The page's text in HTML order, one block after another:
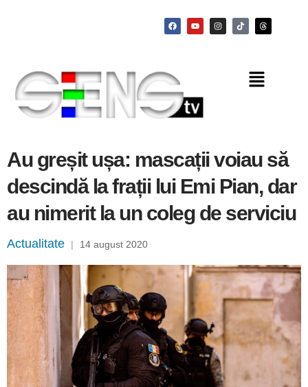
Au greșit ușa: mascații voiau să
descindă la frații lui Emi Pian, dar
au nimerit la un coleg de serviciu
Actualitate | 14 august 2020